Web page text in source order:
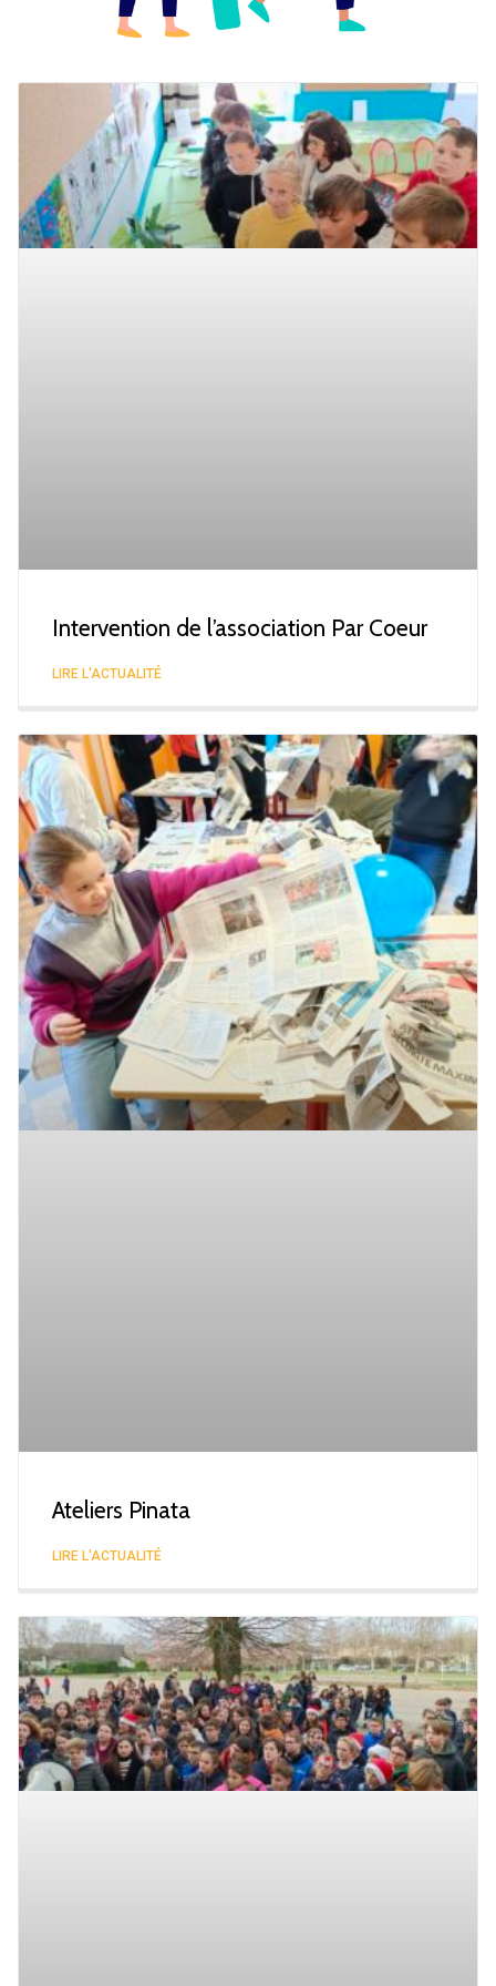
Intervention de l’association Par Coeur
LIRE L'ACTUALITÉ
Ateliers Pinata
LIRE L'ACTUALITÉ